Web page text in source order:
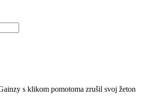
s klikom pomotoma zrušil svoj žeton